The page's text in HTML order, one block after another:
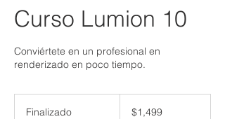
Curso Lumion 10
Conviértete en un profesional en
renderizado en poco tiempo.
Finalizado
mexicanos
$1,499